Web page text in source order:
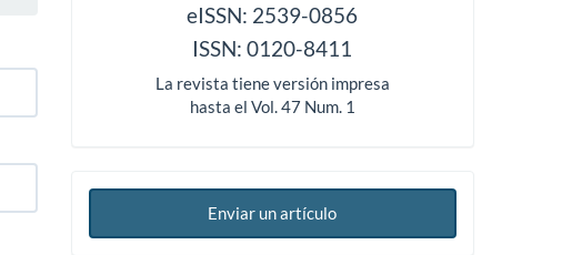
eISSN: 2539-0856
ISSN: 0120-8411
La revista tiene versión impresa
hasta el Vol. 47 Num. 1
Enviar un artículo